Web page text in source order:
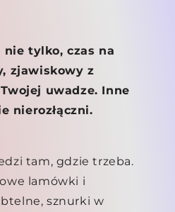
nie tylko, czas na
zjawiskowy z
uwadze. Inne
nierozłączni.
tam, gdzie trzeba.
lamówki i
sznurki w